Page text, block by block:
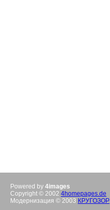
Powered by 4images
Copyright © 2002 4homepages.de
Модернизация © 2003 КРУГОЗОР